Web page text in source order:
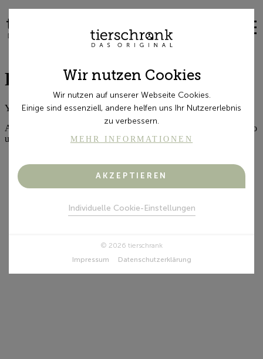
Wir nutzen Cookies
Wir nutzen auf unserer Webseite Cookies.
Einige sind essenziell, andere helfen uns Ihr Nutzererlebnis
zu verbessern.
MEHR INFORMATIONEN
AKZEPTIEREN
Individuelle Cookie-Einstellungen
© 2026 tierschrank
Impressum
Datenschutzerklärung